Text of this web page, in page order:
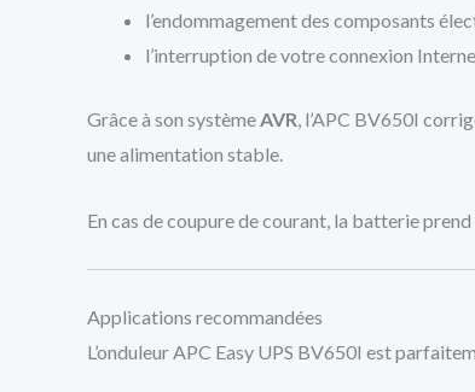
l’endommagement des composants
l’interruption de votre connexion
Grâce à son systèmeAVR, l’APC BV650I
une alimentation stable.
En cas de coupure de courant, la batterie
Applications recommandées
L’onduleur APC Easy UPS BV650I est